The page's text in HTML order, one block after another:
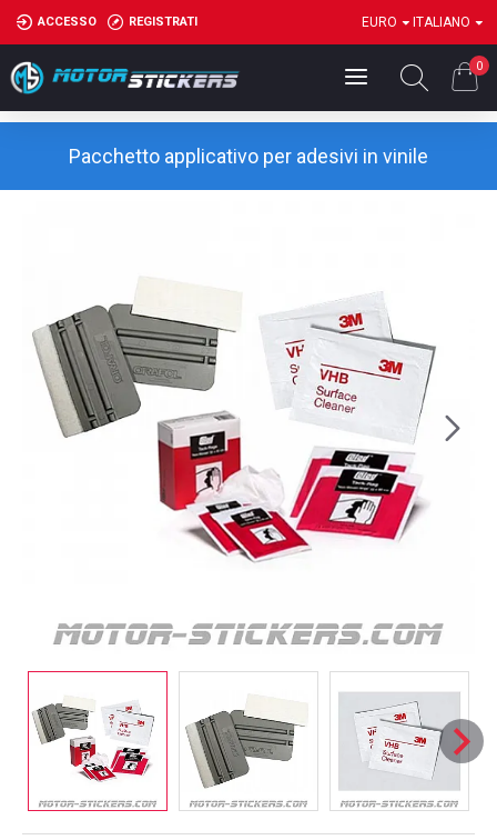
ACCESSO REGISTRATI EURO ITALIANO
0
Pacchetto applicativo per adesivi in vinile